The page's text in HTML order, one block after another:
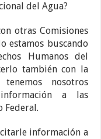
del Agua?
otras Comisiones
estamos buscando
Humanos del
también con la
nosotros
a las
Federal.
información a